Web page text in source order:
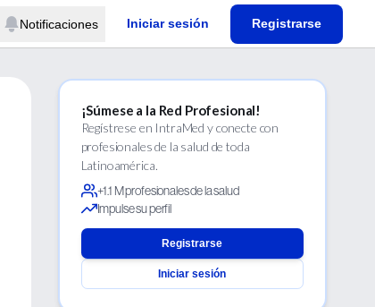
Notificaciones Iniciar sesión Registrarse
¡Súmese a la Red Profesional!
Regístrese en IntraMed y conecte con
profesionales de la salud de toda
Latinoamérica.
+1.1 M profesionales de la salud
Impulse su perfil
Registrarse
Iniciar sesión